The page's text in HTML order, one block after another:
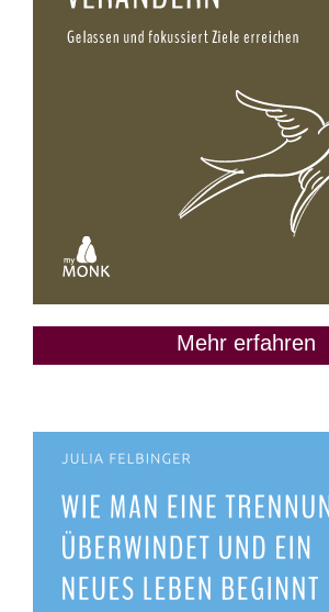
Mehr erfahren